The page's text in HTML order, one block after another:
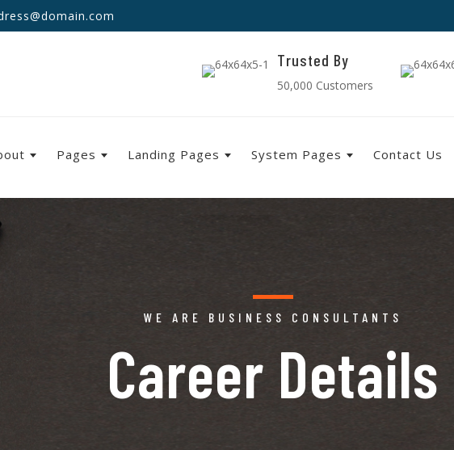
Trusted By
50,000 Customers
Pages Landing Pages System Pages Contact Us
WE ARE BUSINESS CONSULTANTS
Career Details